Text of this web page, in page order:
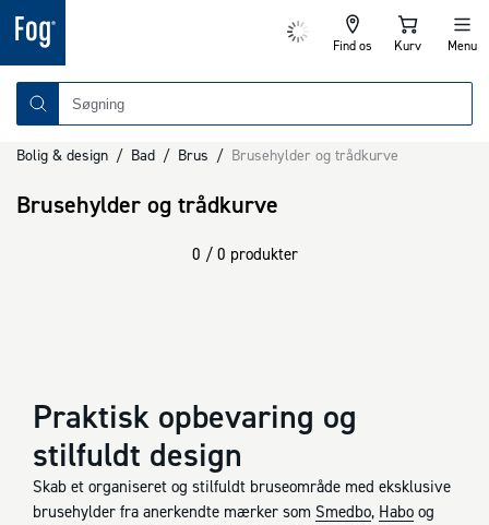
Find os Kurv Menu
Bolig & design / Bad / Brus / Brusehylder og trådkurve
Brusehylder og trådkurve
0 / 0 produkter
Praktisk opbevaring og
stilfuldt design
Skab et organiseret og stilfuldt bruseområde med eksklusive
brusehylder fra anerkendte mærker som Smedbo, Habo og